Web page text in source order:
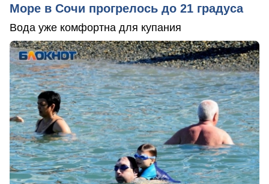
Море в Сочи прогрелось до 21 градуса
Вода уже комфортна для купания